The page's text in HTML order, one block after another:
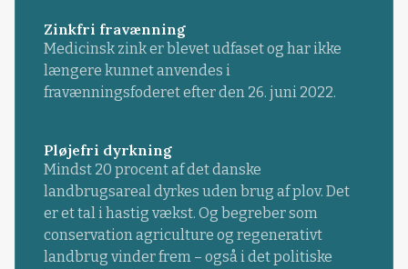
Zinkfri fravænning
Medicinsk zink er blevet udfaset og har ikke
længere kunnet anvendes i
fravænningsfoderet efter den 26. juni 2022.
Pløjefri dyrkning
Mindst 20 procent af det danske
landbrugsareal dyrkes uden brug af plov. Det
er et tal i hastig vækst. Og begreber som
conservation agriculture og regenerativt
landbrug vinder frem – også i det politiske